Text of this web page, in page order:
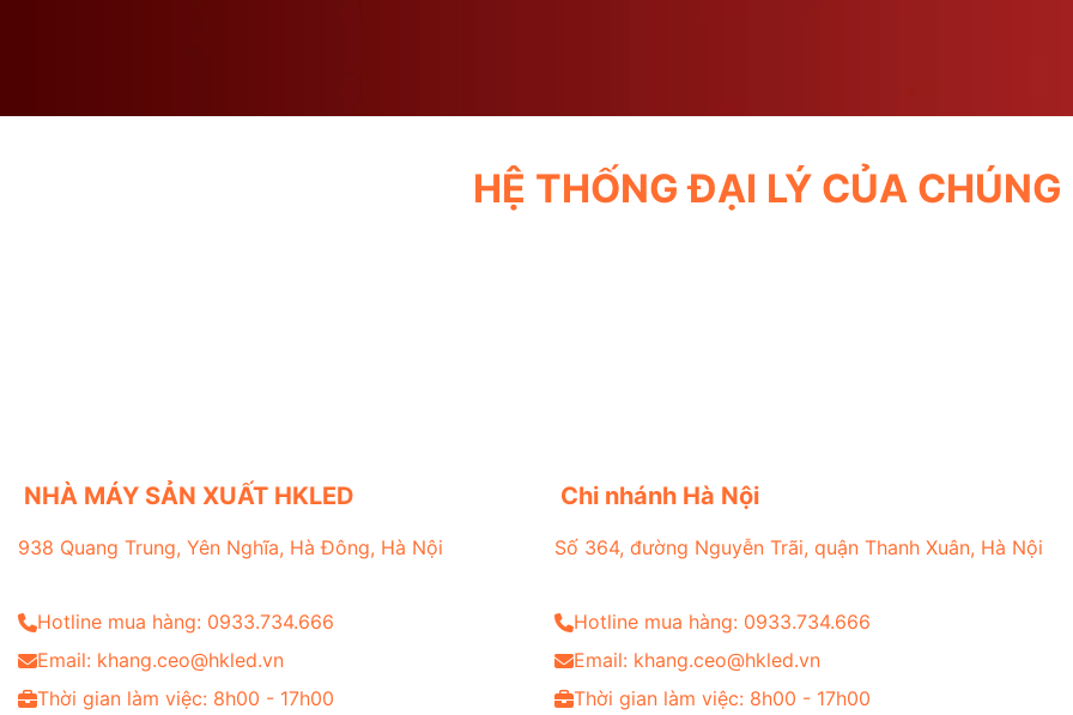
HỆ THỐNG ĐẠI LÝ CỦA CHÚNG
NHÀ MÁY SẢN XUẤT HKLED
938 Quang Trung, Yên Nghĩa, Hà Đông, Hà Nội
Hotline mua hàng: 0933.734.666
Email: khang.ceo@hkled.vn
Thời gian làm việc: 8h00 - 17h00
Chi nhánh Hà Nội
Số 364, đường Nguyễn Trãi, quận Thanh Xuân, Hà Nội
Hotline mua hàng: 0933.734.666
Email: khang.ceo@hkled.vn
Thời gian làm việc: 8h00 - 17h00